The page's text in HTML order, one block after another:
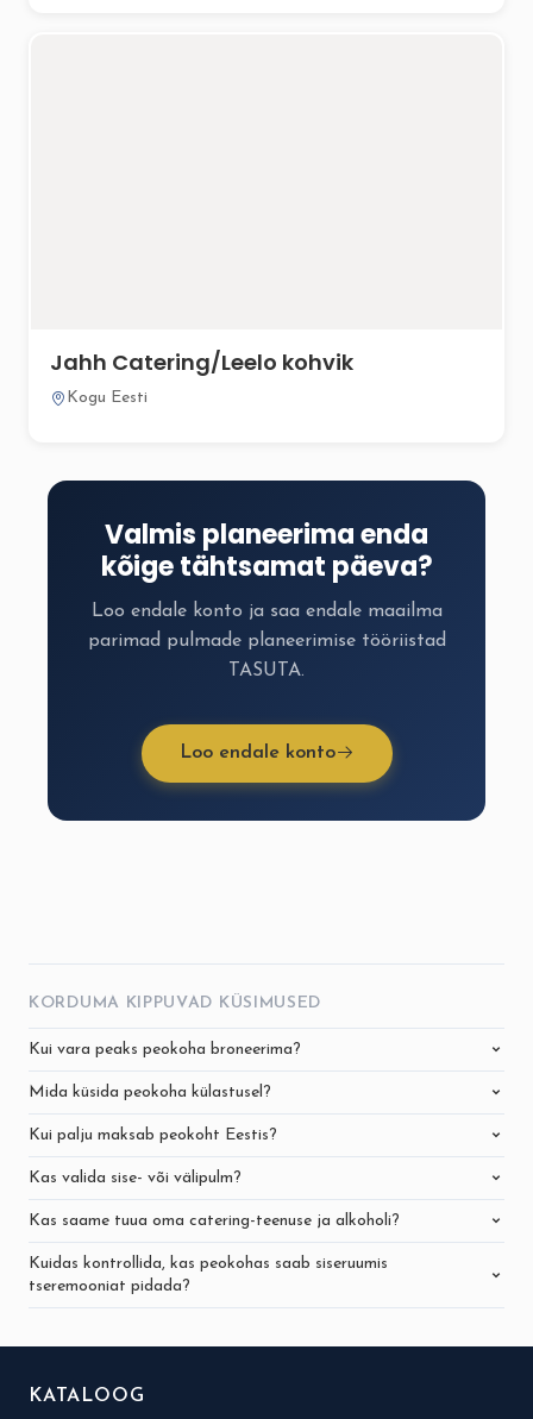
Jahh Catering/Leelo kohvik
Kogu Eesti
Valmis planeerima enda
kõige tähtsamat päeva?
Loo endale konto ja saa endale maailma
parimad pulmade planeerimise tööriistad
TASUTA.
Loo endale konto
KORDUMA KIPPUVAD KÜSIMUSED
Kui vara peaks peokoha broneerima?
Mida küsida peokoha külastusel?
Kui palju maksab peokoht Eestis?
Kas valida sise- või välipulm?
Kas saame tuua oma catering-teenuse ja alkoholi?
Kuidas kontrollida, kas peokohas saab siseruumis
tseremooniat pidada?
KATALOOG